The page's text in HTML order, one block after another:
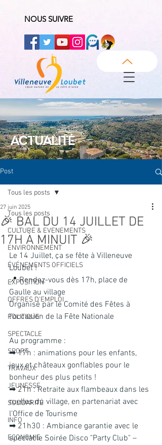
NOUS SUIVRE
ACTUALITÉ
Post
Tous les posts
CULTURE & EVENEMENTS
ENVIRONNEMENT
ÉVÉNEMENTS OFFICIELS
EXPOSITION
OFFRES D'EMPLOI
POLITIQUE
SPECTACLE
SPORT
TRAVAUX
JEUNESSE
SOLIDARITÉ
INFO
ECONOMIE
Tous les posts
🎉 BAL DU 14 JUILLET DE
17H À MINUIT 🎉
27 juin 2025
Le 14 Juillet, ça se fête à Villeneuve
Loubet !
📍 Rendez-vous dès 17h, place de
Gaulle au village
Organisé par le Comité des Fêtes à
l’occasion de la Fête Nationale
Au programme :
➡ 17h : animations pour les enfants,
jeux et châteaux gonflables pour le
bonheur des plus petits !
➡ 21h : Retraite aux flambeaux dans les
ruelles du village, en partenariat avec
l’Office de Tourisme
➡ 21h30 : Ambiance garantie avec le
spectacle Soirée Disco "Party Club" –